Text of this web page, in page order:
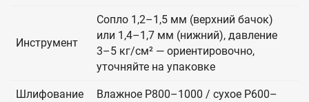
Инструмент
Сопло 1,2–1,5 мм (верхний бачок)
или 1,4–1,7 мм (нижний), давление
3–5 кг/см² — ориентировочно,
уточняйте на упаковке
Шлифование
Влажное P800–1000 / сухое P600–